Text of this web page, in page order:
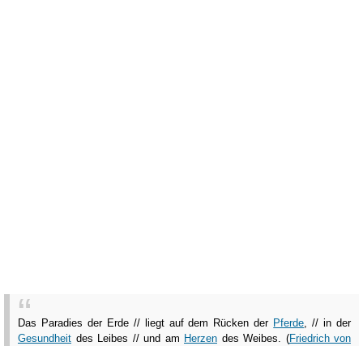
Das Paradies der Erde // liegt auf dem Rücken der Pferde, // in der
Gesundheit des Leibes // und am Herzen des Weibes. (Friedrich von